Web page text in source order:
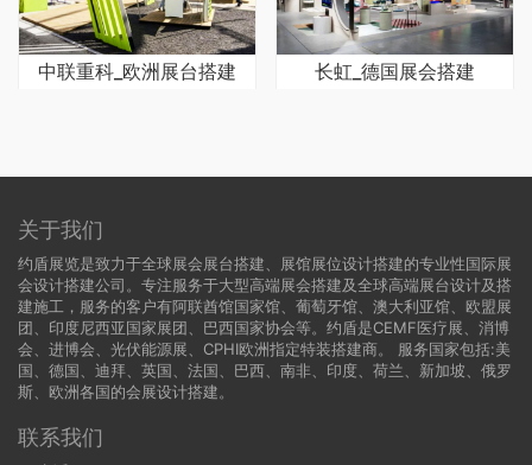
中联重科_欧洲展台搭建 长虹_德国展会搭建
关于我们
约盾展览是致力于全球展会展台搭建、展馆展位设计搭建的专业性国际展
会设计搭建公司。专注服务于大型高端展会搭建及全球高端展台设计及搭
建施工，服务的客户有阿联酋馆国家馆、葡萄牙馆、澳大利亚馆、欧盟展
团、印度尼西亚国家展团、巴西国家协会等。约盾是CEMF医疗展、消博
会、进博会、光伏能源展、CPHI欧洲指定特装搭建商。 服务国家包括:美
国
德国 、迪拜、英国、法国、巴西、南非、印度、荷兰、新加坡、俄罗
斯、欧洲各国的会展设计搭建。
联系我们